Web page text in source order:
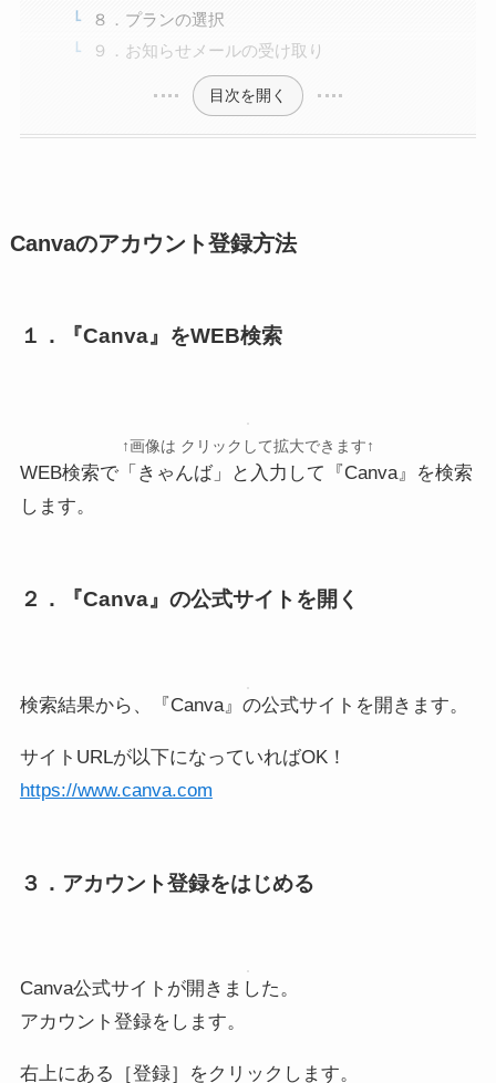
８．プランの選択
９．お知らせメールの受け取り
目次を開く
Canvaのアカウント登録方法
１．『Canva』をWEB検索
↑画像は クリックして拡大できます↑
WEB検索で「きゃんば」と入力して『Canva』を検索
します。
２．『Canva』の公式サイトを開く
検索結果から、『Canva』の公式サイトを開きます。
サイトURLが以下になっていればOK！
https://www.canva.com
３．アカウント登録をはじめる
Canva公式サイトが開きました。
アカウント登録をします。
右上にある［登録］をクリックします。